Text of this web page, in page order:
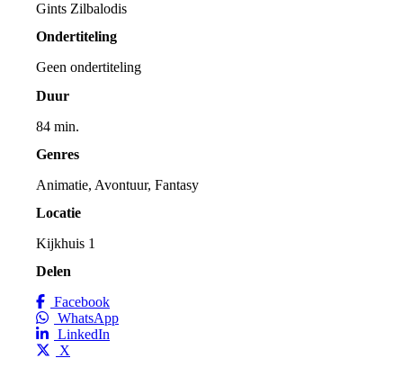
Gints Zilbalodis
Ondertiteling
Geen ondertiteling
Duur
84 min.
Genres
Animatie, Avontuur, Fantasy
Locatie
Kijkhuis 1
Delen
Facebook
WhatsApp
LinkedIn
X